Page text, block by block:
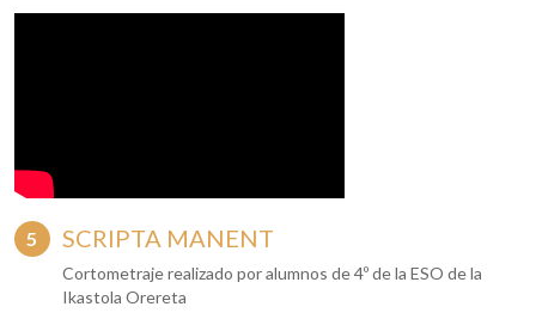
SCRIPTA MANENT
Cortometraje realizado por alumnos de 4º de la ESO de la
Ikastola Orereta